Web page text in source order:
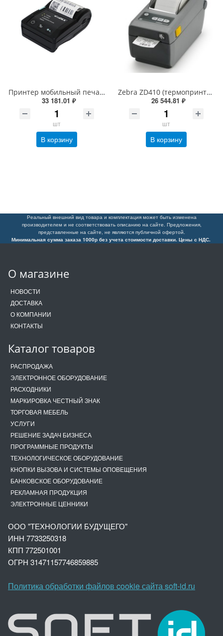
Принтер мобильный печати этикеток и чеков Godex MX30 (Черный, RS+USB+Bluetooth, 203 dpi, 72 мм)
33 181.01 ₽
шт
В корзину
Zebra ZD410 (термопринтер, 203 dpi, USB, USB Host, BTLE, серый)
26 544.81 ₽
шт
В корзину
Реальный внешний вид товара и комплектация может быть изменена
производителем и не соответствовать описанию на сайте. Предложения,
представленные на сайте, не являются публичной офертой.
Минимальная сумма заказа 1000р без учета стоимости доставки. Цены с НДС.
О магазине
НОВОСТИ
ДОСТАВКА
О КОМПАНИИ
КОНТАКТЫ
Каталог товаров
РАСПРОДАЖА
ЭЛЕКТРОННОЕ ОБОРУДОВАНИЕ
РАСХОДНИКИ
МАРКИРОВКА ЧЕСТНЫЙ ЗНАК
ТОРГОВАЯ МЕБЕЛЬ
УСЛУГИ
РЕШЕНИЕ ЗАДАЧ БИЗНЕСА
ПРОГРАММНЫЕ ПРОДУКТЫ
ТЕХНОЛОГИЧЕСКОЕ ОБОРУДОВАНИЕ
КНОПКИ ВЫЗОВА И СИСТЕМЫ ОПОВЕЩЕНИЯ
БАНКОВСКОЕ ОБОРУДОВАНИЕ
РЕКЛАМНАЯ ПРОДУКЦИЯ
ЭЛЕКТРОННЫЕ ЦЕННИКИ
ООО "ТЕХНОЛОГИИ БУДУЩЕГО"
ИНН 7733250318
КПП 772501001
ОГРН 31471157746859885
Политика обработки файлов cookie сайта soft-id.ru